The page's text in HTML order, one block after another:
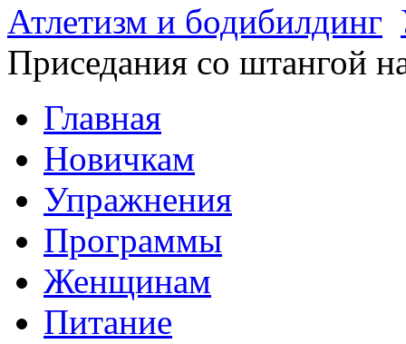
Атлетизм и бодибилдинг
Приседания со штангой
Главная
Новичкам
Упражнения
Программы
Женщинам
Питание